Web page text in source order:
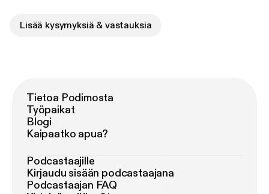
Lisää kysymyksiä & vastauksia
Tietoa Podimosta
Työpaikat
Blogi
Kaipaatko apua?
Podcastaajille
Kirjaudu sisään podcastaajana
Podcastaajan FAQ